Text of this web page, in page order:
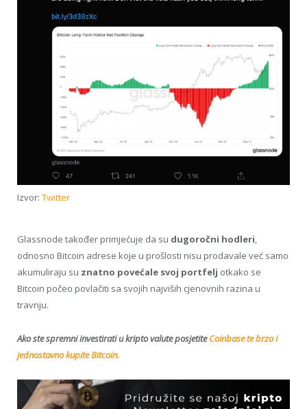
Izvor: Twitter
Glassnode također primjećuje da su dugoročni hodleri,
odnosno Bitcoin adrese koje u prošlosti nisu prodavale već samo
akumuliraju su znatno povećale svoj portfelj otkako se
Bitcoin počeo povlačiti sa svojih najviših cjenovnih razina u
travnju.
Ako ste spremni investirati u kripto valute posjetiteCoinbase te brzo i
jednostavno kupite Bitcoin.